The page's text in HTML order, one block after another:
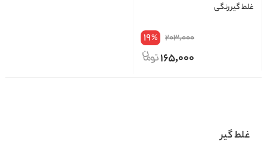
غلط گیر رنگی
203,000
19%
165,000
غلط گیر